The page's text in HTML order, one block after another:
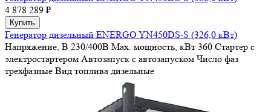
4 878 289 ₽
Купить
Генератор дизельный ENERGO YN450DS-S (326,0 кВт)
Напряжение, В 230/400В Max. мощность, кВт 360 Стартер с
электростартером Автозапуск с автозапуском Число фаз
трехфазные Вид топлива дизельные